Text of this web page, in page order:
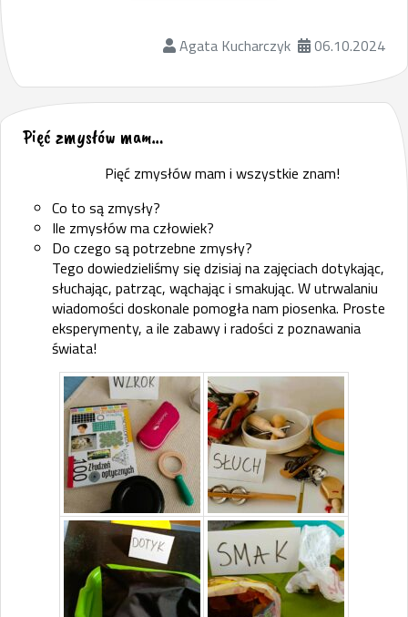
Agata Kucharczyk 06.10.2024
Pięć zmysłów mam…
Pięć zmysłów mam i wszystkie znam!
Co to są zmysły?
Ile zmysłów ma człowiek?
Do czego są potrzebne zmysły?
Tego dowiedzieliśmy się dzisiaj na zajęciach dotykając,
słuchając, patrząc, wąchając i smakując. W utrwalaniu
wiadomości doskonale pomogła nam piosenka. Proste
eksperymenty, a ile zabawy i radości z poznawania
świata!